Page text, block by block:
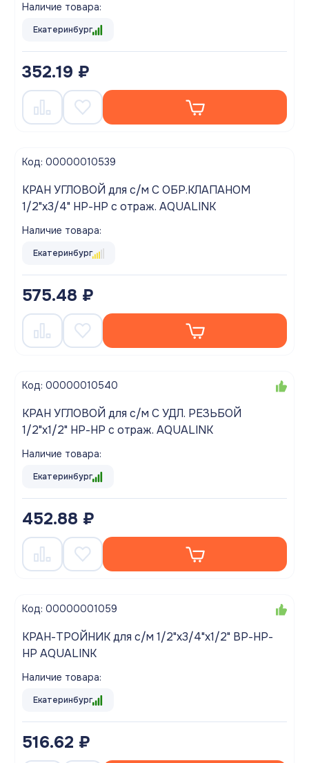
Наличие товара:
Екатеринбург
352.19 ₽
Код: 00000010539
КРАН УГЛОВОЙ для с/м С ОБР.КЛАПАНОМ
1/2"x3/4" НР-НР с отраж. AQUALINK
Наличие товара:
Екатеринбург
575.48 ₽
Код: 00000010540
КРАН УГЛОВОЙ для с/м С УДЛ. РЕЗЬБОЙ
1/2"x1/2" НР-НР с отраж. AQUALINK
Наличие товара:
Екатеринбург
452.88 ₽
Код: 00000001059
КРАН-ТРОЙНИК для с/м 1/2"х3/4"х1/2" ВР-НР-
НР AQUALINK
Наличие товара:
Екатеринбург
516.62 ₽